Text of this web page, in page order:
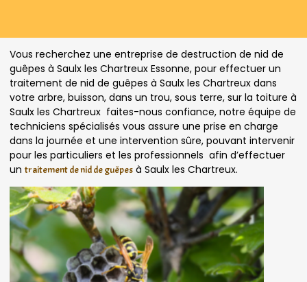
Vous recherchez une entreprise de destruction de nid de
guêpes à Saulx les Chartreux Essonne, pour effectuer un
traitement de nid de guêpes à Saulx les Chartreux dans
votre arbre, buisson, dans un trou, sous terre, sur la toiture à
Saulx les Chartreux faites-nous confiance, notre équipe de
techniciens spécialisés vous assure une prise en charge
dans la journée et une intervention sûre, pouvant intervenir
pour les particuliers et les professionnels afin d’effectuer
un traitement de nid de guêpes à Saulx les Chartreux.